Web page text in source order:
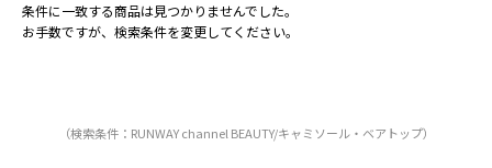
条件に一致する商品は見つかりませんでした。
お手数ですが、検索条件を変更してください。
（検索条件：RUNWAY channel BEAUTY/キャミソール・ベアトップ）